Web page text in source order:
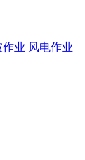
作业 风电作业